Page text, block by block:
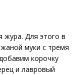
жура. Для этого в
муки с тремя
корочку
и лавровый